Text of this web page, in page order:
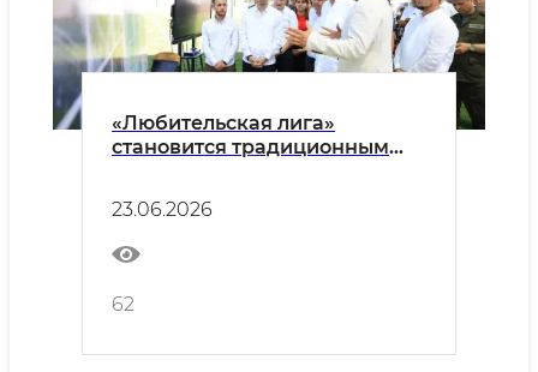
«Любительская лига»
становится традиционным
23.06.2026
62